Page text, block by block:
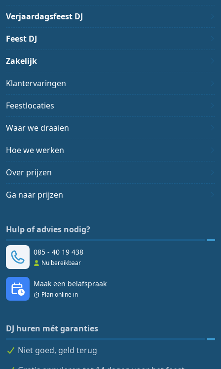
Verjaardagsfeest DJ
Feest DJ
Zakelijk
Klantervaringen
Feestlocaties
Waar we draaien
Hoe we werken
Over prijzen
Ga naar prijzen
Hulp of advies nodig?
085 - 40 19 438
Nu bereikbaar
Maak een belafspraak
Plan online in
DJ huren mét garanties
Niet goed, geld terug